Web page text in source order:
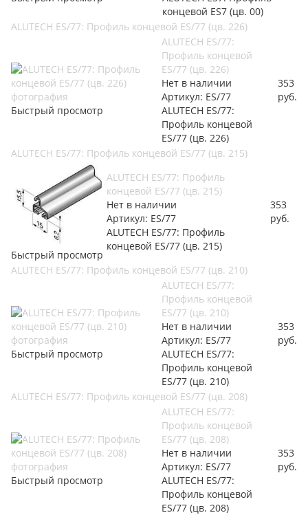
концевой ES7 (цв. 00)
ALUTECH ES/77: Профиль концевой ES/77 (цв. 226)
Быстрый просмотр
ALUTECH ES/77:
Профиль концевой
ES/77 (цв. 226)
Нет в наличии
Артикул: ES/77
ALUTECH ES/77:
Профиль концевой
ES/77 (цв. 226)
353
руб.
ALUTECH ES/77: Профиль концевой ES/77 (цв. 215)
Быстрый просмотр
ALUTECH ES/77: Профиль
концевой ES/77 (цв. 215)
Нет в наличии
Артикул: ES/77
ALUTECH ES/77: Профиль
концевой ES/77 (цв. 215)
353
руб.
ALUTECH ES/77: Профиль концевой ES/77 (цв. 210)
Быстрый просмотр
ALUTECH ES/77:
Профиль концевой
ES/77 (цв. 210)
Нет в наличии
Артикул: ES/77
ALUTECH ES/77:
Профиль концевой
ES/77 (цв. 210)
353
руб.
ALUTECH ES/77: Профиль концевой ES/77 (цв. 208)
Быстрый просмотр
ALUTECH ES/77:
Профиль концевой
ES/77 (цв. 208)
Нет в наличии
Артикул: ES/77
ALUTECH ES/77:
Профиль концевой
ES/77 (цв. 208)
353
руб.